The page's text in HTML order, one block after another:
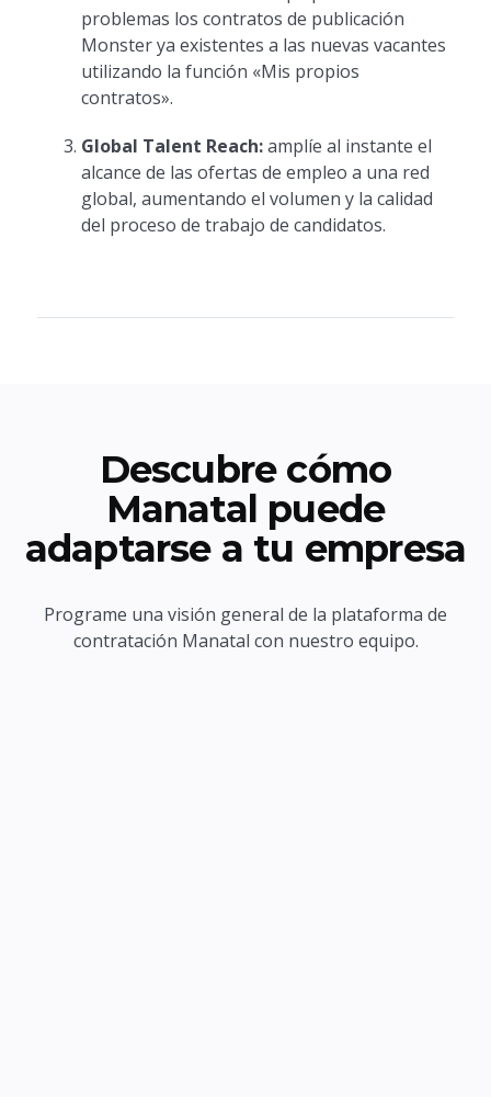
problemas los contratos de publicación
Monster ya existentes a las nuevas vacantes
utilizando la función «Mis propios
contratos».
Global Talent Reach:amplíe al instante el
alcance de las ofertas de empleo a una red
global, aumentando el volumen y la calidad
del proceso de trabajo de candidatos.
Descubre cómo
Manatal puede
adaptarse a tu empresa
Programe una visión general de la plataforma de
contratación Manatal con nuestro equipo.